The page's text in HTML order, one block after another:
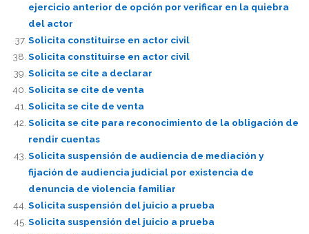
ejercicio anterior de opción por verificar en la quiebra
del actor
Solicita constituirse en actor civil
Solicita constituirse en actor civil
Solicita se cite a declarar
Solicita se cite de venta
Solicita se cite de venta
Solicita se cite para reconocimiento de la obligación de
rendir cuentas
Solicita suspensión de audiencia de mediación y
fijación de audiencia judicial por existencia de
denuncia de violencia familiar
Solicita suspensión del juicio a prueba
Solicita suspensión del juicio a prueba